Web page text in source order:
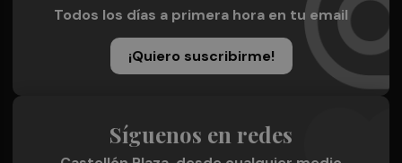
Todos los días a primera hora en tu email
¡Quiero suscribirme!
Síguenos en redes